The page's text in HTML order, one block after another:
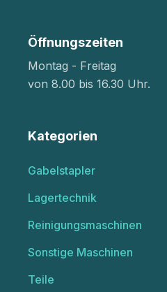
Öffnungszeiten
Montag - Freitag
von 8.00 bis 16.30 Uhr.
Kategorien
Gabelstapler
Lagertechnik
Reinigungsmaschinen
Sonstige Maschinen
Teile